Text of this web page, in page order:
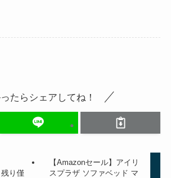
たらシェアしてね！
残り僅
【Amazonセール】アイリ
スプラザ ソファベッド マ